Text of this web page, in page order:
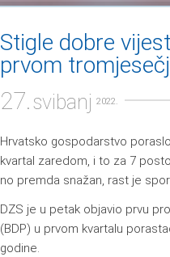
Stigle dobre
prvom
27.svibanj 2022.
Hrvatsko gospodarstvo
kvartal zaredom, i to za 7
no premda snažan, rast je
DZS je u petak objavio prvu
(BDP) u prvom kvartalu
godine.